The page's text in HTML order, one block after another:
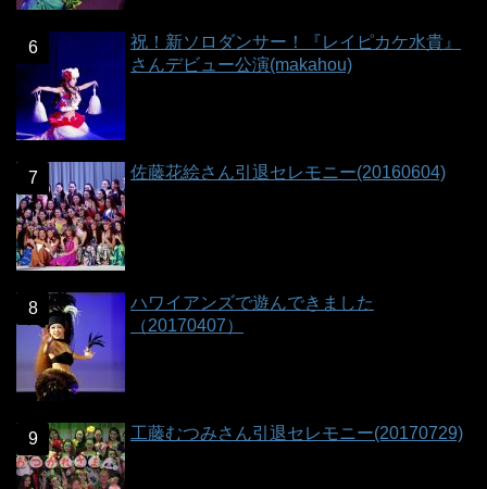
祝！新ソロダンサー！『レイピカケ水貴』
さんデビュー公演(makahou)
佐藤花絵さん引退セレモニー(20160604)
ハワイアンズで遊んできました
（20170407）
工藤むつみさん引退セレモニー(20170729)